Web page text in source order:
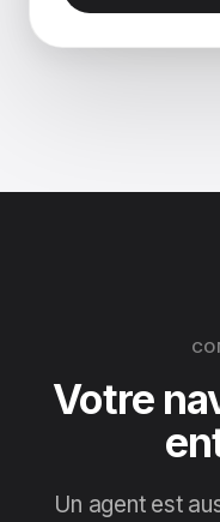
Votre
Un agent est